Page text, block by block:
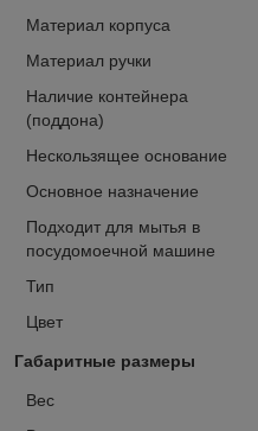
Материал корпуса
Материал ручки
Наличие контейнера
(поддона)
Нескользящее основание
Основное назначение
Подходит для мытья в
посудомоечной машине
Тип
Цвет
Габаритные размеры
Вес